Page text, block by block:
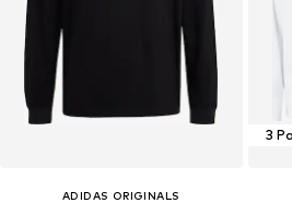
ADIDAS ORIGINALS
3